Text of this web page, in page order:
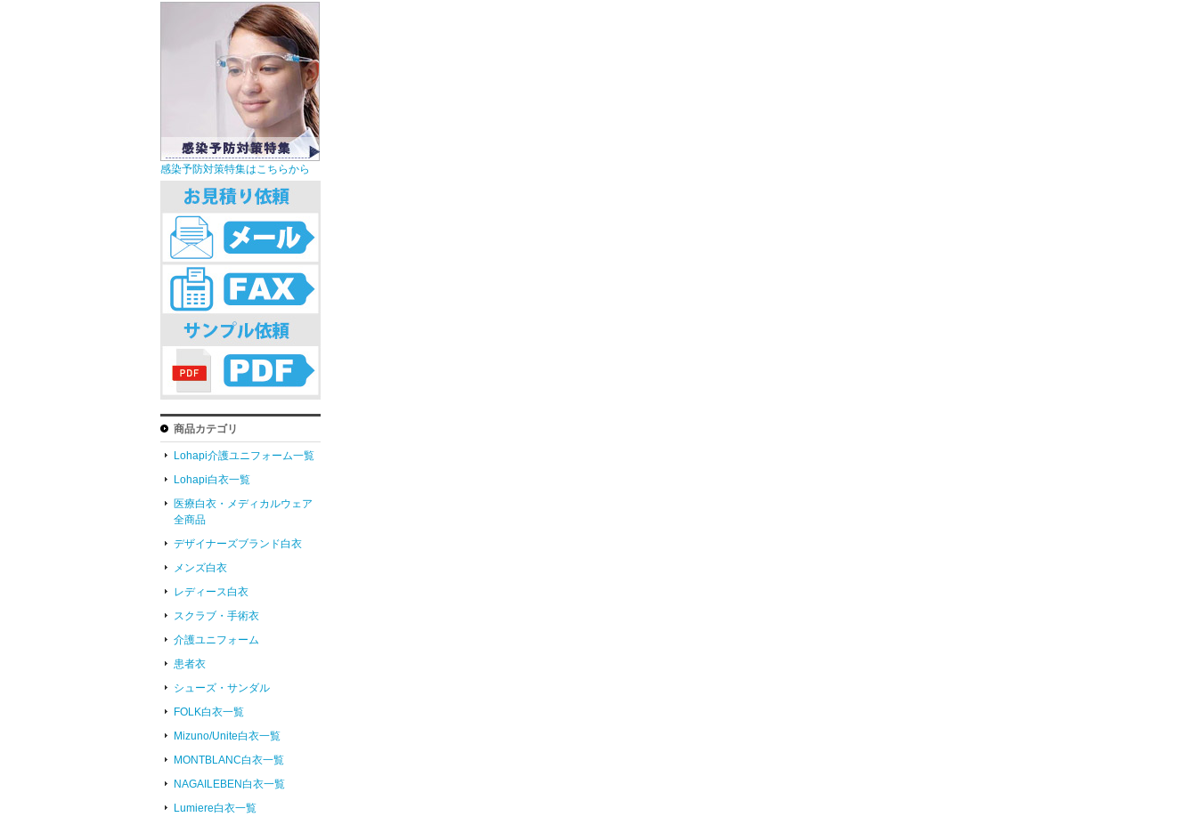
感染予防対策特集はこちらから
商品カテゴリ
Lohapi介護ユニフォーム一覧
Lohapi白衣一覧
医療白衣・メディカルウェア
全商品
デザイナーズブランド白衣
メンズ白衣
レディース白衣
スクラブ・手術衣
介護ユニフォーム
患者衣
シューズ・サンダル
FOLK白衣一覧
Mizuno/Unite白衣一覧
MONTBLANC白衣一覧
NAGAILEBEN白衣一覧
Lumiere白衣一覧